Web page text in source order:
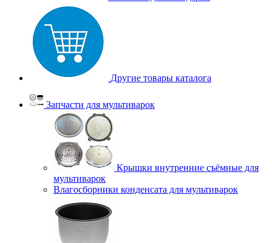
Другие товары каталога
Запчасти для мультиварок
Крышки внутренние съёмные для
мультиварок
Влагосборники конденсата для мультиварок